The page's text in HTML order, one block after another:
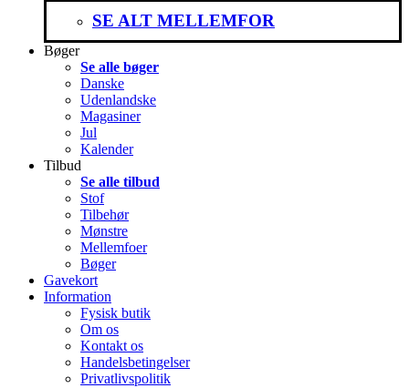
SE ALT MELLEMFOR
Bøger
Se alle bøger
Danske
Udenlandske
Magasiner
Jul
Kalender
Tilbud
Se alle tilbud
Stof
Tilbehør
Mønstre
Mellemfoer
Bøger
Gavekort
Information
Fysisk butik
Om os
Kontakt os
Handelsbetingelser
Privatlivspolitik